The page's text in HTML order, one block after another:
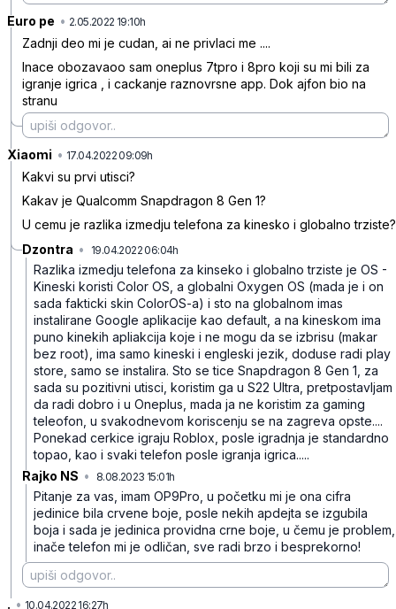
Euro pe • 2.05.2022 19:10h
Zadnji deo mi je cudan, ai ne privlaci me ....
Inace obozavaoo sam oneplus 7tpro i 8pro koji su mi bili za
igranje igrica , i cackanje raznovrsne app. Dok ajfon bio na
stranu
Xiaomi • 17.04.2022 09:09h
Kakvi su prvi utisci?
Kakav je Qualcomm Snapdragon 8 Gen 1?
U cemu je razlika izmedju telefona za kinesko i globalno trziste?
Dzontra • 19.04.2022 06:04h
Razlika izmedju telefona za kinseko i globalno trziste je OS -
Kineski koristi Color OS, a globalni Oxygen OS (mada je i on
sada fakticki skin ColorOS-a) i sto na globalnom imas
instalirane Google aplikacije kao default, a na kineskom ima
puno kinekih apliakcija koje i ne mogu da se izbrisu (makar
bez root), ima samo kineski i engleski jezik, doduse radi play
store, samo se instalira. Sto se tice Snapdragon 8 Gen 1, za
sada su pozitivni utisci, koristim ga u S22 Ultra, pretpostavljam
da radi dobro i u Oneplus, mada ja ne koristim za gaming
teleofon, u svakodnevom koriscenju se na zagreva opste....
Ponekad cerkice igraju Roblox, posle igradnja je standardno
topao, kao i svaki telefon posle igranja igrica.....
Rajko NS • 8.08.2023 15:01h
Pitanje za vas, imam OP9Pro, u početku mi je ona cifra
jedinice bila crvene boje, posle nekih apdejta se izgubila
boja i sada je jedinica providna crne boje, u čemu je problem,
inače telefon mi je odličan, sve radi brzo i besprekorno!
. • 10.04.2022 16:27h